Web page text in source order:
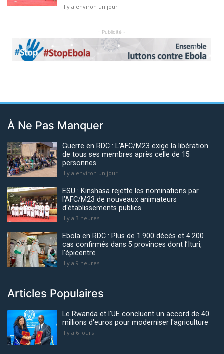
Il y a environ un jour
- Publicité -
Previous Next
À Ne Pas Manquer
Guerre en RDC : L'AFC/M23 exige la libération
de tous ses membres après celle de 15
personnes
Il y a environ un jour
ESU : Kinshasa rejette les nominations par
l’AFC/M23 de nouveaux animateurs
d'établissements publics
Il y a 3 heures
Ebola en RDC : Plus de 1.900 décès et 4.200
cas confirmés dans 5 provinces dont l’Ituri,
l'épicentre
Il y a 9 heures
Articles Populaires
Le Rwanda et l'UE concluent un accord de 40
millions d'euros pour moderniser l'agriculture
Il y a 6 jours